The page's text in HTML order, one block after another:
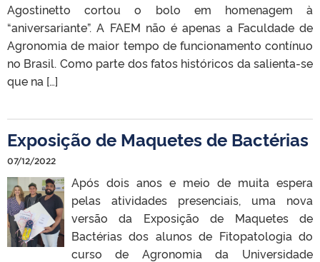
Agostinetto cortou o bolo em homenagem à
“aniversariante”. A FAEM não é apenas a Faculdade de
Agronomia de maior tempo de funcionamento contínuo
no Brasil. Como parte dos fatos históricos da salienta-se
que na […]
Exposição de Maquetes de Bactérias
07/12/2022
Após dois anos e meio de muita espera
pelas atividades presenciais, uma nova
versão da Exposição de Maquetes de
Bactérias dos alunos de Fitopatologia do
curso de Agronomia da Universidade